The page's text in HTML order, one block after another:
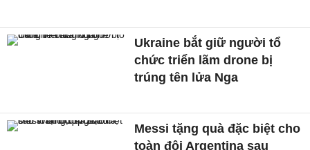
Ukraine bắt giữ người tổ
chức triển lãm drone bị
trúng tên lửa Nga
Messi tặng quà đặc biệt cho
toàn đội Argentina sau